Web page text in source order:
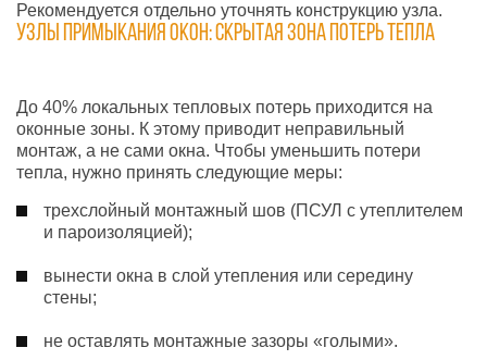
Рекомендуется отдельно уточнять конструкцию узла.
Узлы примыкания окон: скрытая зона потерь тепла
До 40% локальных тепловых потерь приходится на
оконные зоны. К этому приводит неправильный
монтаж, а не сами окна. Чтобы уменьшить потери
тепла, нужно принять следующие меры:
трехслойный монтажный шов (ПСУЛ с утеплителем
и пароизоляцией);
вынести окна в слой утепления или середину
стены;
не оставлять монтажные зазоры «голыми».